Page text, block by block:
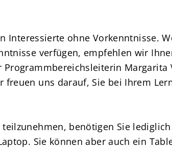
Interessierte ohne Vorkenntnisse.
verfügen, empfehlen wir
Programmbereichsleiterin Margarita
freuen uns darauf, Sie bei Ihrem
benötigen Sie
Sie können aber auch ein